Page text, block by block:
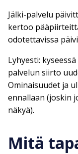
Jälki-palvelu
kertoo
odotettavissa
Lyhyesti:
palvelun siirto
Ominaisuudet ja
ennallaan (joskin
näkyä).
Mitä